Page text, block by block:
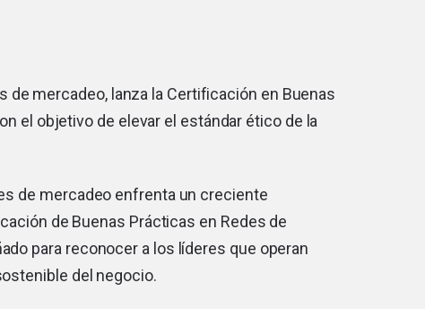
de mercadeo, lanza la Certificación en Buenas
el objetivo de elevar el estándar ético de la
de mercadeo enfrenta un creciente
de Buenas Prácticas en Redes de
para reconocer a los líderes que operan
del negocio.